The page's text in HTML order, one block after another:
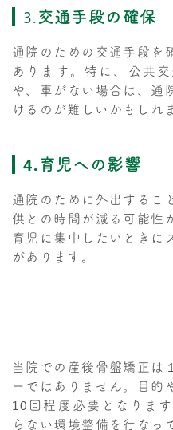
3.交通手段の確保
通院のための交通手段を
あります。特に、公共
や、車がない場合は、通
けるのが難しいかもしれ
4.育児への影響
通院のために外出するこ
供との時間が減る可能性
育児に集中したいときに
があります。
当院での産後骨盤矯正は
ーではありません。目的
10回程度必要となりま
らない環境整備を行なっ